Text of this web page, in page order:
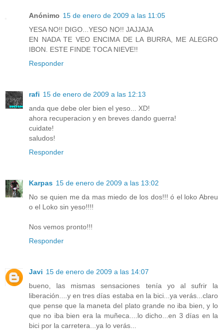
Anónimo 15 de enero de 2009 a las 11:05
YESA NO!! DIGO...YESO NO!! JAJJAJA
EN NADA TE VEO ENCIMA DE LA BURRA, ME ALEGRO
IBON. ESTE FINDE TOCA NIEVE!!
Responder
rafi 15 de enero de 2009 a las 12:13
anda que debe oler bien el yeso... XD!
ahora recuperacion y en breves dando guerra!
cuidate!
saludos!
Responder
Karpas 15 de enero de 2009 a las 13:02
No se quien me da mas miedo de los dos!!! ó el loko Abreu
o el Loko sin yeso!!!!
Nos vemos pronto!!!
Responder
Javi 15 de enero de 2009 a las 14:07
bueno, las mismas sensaciones tenía yo al sufrir la
liberación....y en tres días estaba en la bici...ya verás...claro
que pense que la maneta del plato grande no iba bien, y lo
que no iba bien era la muñeca....lo dicho...en 3 días en la
bici por la carretera...ya lo verás...